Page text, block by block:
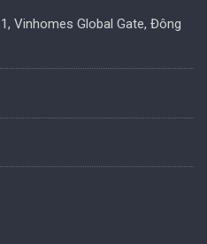
Vinhomes Global Gate, Đông